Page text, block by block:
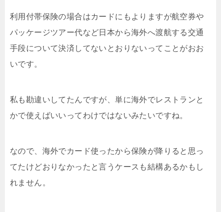
利用付帯保険の場合はカードにもよりますが航空券や
パッケージツアー代など日本から海外へ渡航する交通
手段について決済してないとおりないってことがおお
いです。
私も勘違いしてたんですが、単に海外でレストランと
かで使えばいいってわけではないみたいですね。
なので、海外でカード使ったから保険が降りると思っ
てたけどおりなかったと言うケースも結構あるかもし
れません。